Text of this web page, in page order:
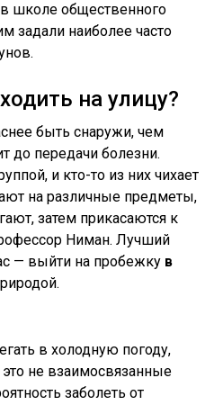
школе общественного
задали наиболее часто
на улицу?
быть снаружи, чем
до передачи болезни.
и кто-то из них чихает
на различные предметы,
затем прикасаются к
Ниман. Лучший
— выйти на пробежку в
в холодную погоду,
это не взаимосвязанные
заболеть от